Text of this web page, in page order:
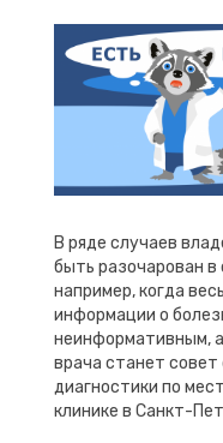
В ряде случаев
быть разочарован
например, когда
информации о
неинформативным,
врача станет совет
диагностики по
клинике в Санкт-